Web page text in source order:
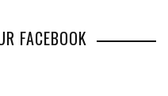
FACEBOOK